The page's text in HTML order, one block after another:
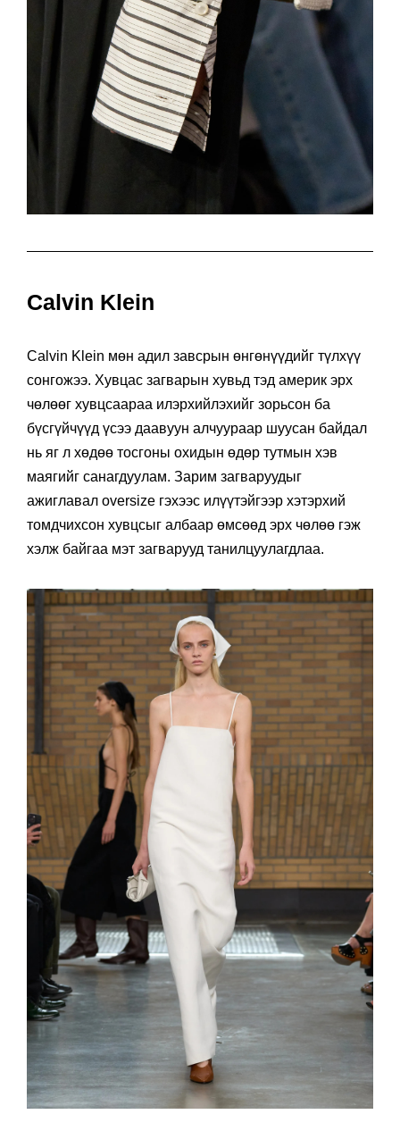
Calvin Klein
Calvin Klein мөн адил завсрын өнгөнүүдийг түлхүү
сонгожээ. Хувцас загварын хувьд тэд америк эрх
чөлөөг хувцсаараа илэрхийлэхийг зорьсон ба
бүсгүйчүүд үсээ даавуун алчуураар шуусан байдал
нь яг л хөдөө тосгоны охидын өдөр тутмын хэв
маягийг санагдуулам. Зарим загваруудыг
ажиглавал oversize гэхээс илүүтэйгээр хэтэрхий
томдчихсон хувцсыг албаар өмсөөд эрх чөлөө гэж
хэлж байгаа мэт загварууд танилцуулагдлаа.